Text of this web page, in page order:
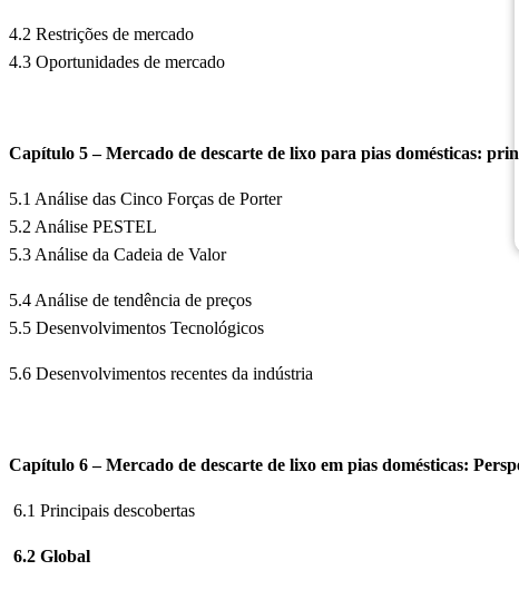
4.2 Restrições de mercado
4.3 Oportunidades de mercado
Capítulo 5 – Mercado de descarte de lixo para pias domésticas:
5.1 Análise das Cinco Forças de Porter
5.2 Análise PESTEL
5.3 Análise da Cadeia de Valor
5.4 Análise de tendência de preços
5.5 Desenvolvimentos Tecnológicos
5.6 Desenvolvimentos recentes da indústria
Capítulo 6 – Mercado de descarte de lixo em pias domésticas:
6.1 Principais descobertas
6.2 Global